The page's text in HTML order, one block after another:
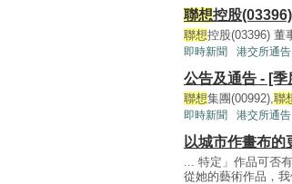
聯想控股
聯想控股(03396) 董
即時新聞 港交所通告
公告及通告 - [季
聯想集團(00992),聯
即時新聞 港交所通告
以城市作畫布的
... 特定」作品可否
從她的藝術作品，